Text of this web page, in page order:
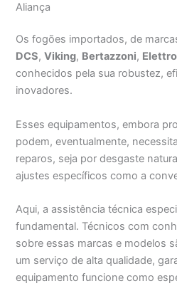
Aliança
Os fogões importados, de
DCS,Viking, Bertazzoni,
conhecidos pela sua robustez,
inovadores.
Esses equipamentos, embora
podem, eventualmente,
reparos, seja por desgaste
ajustes específicos como a
Aqui, a assistência técnica
fundamental. Técnicos com
sobre essas marcas e modelos
um serviço de alta qualidade,
equipamento funcione como